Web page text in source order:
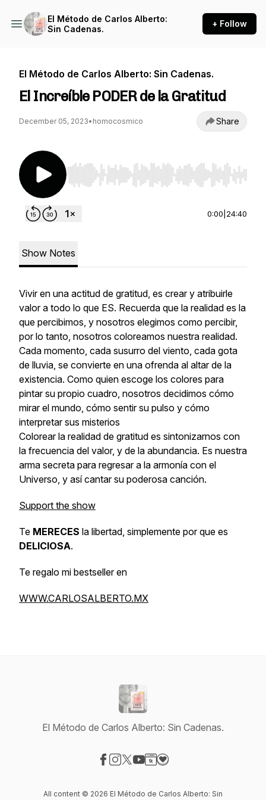
El Método de Carlos Alberto:
Sin Cadenas.
+ Follow
El Método de Carlos Alberto: Sin Cadenas.
El Increíble PODER de la Gratitud
December 05, 2023• homocosmico Share
Use Left/Right to seek, Home/End to jump to
0:00 24:40
Show Notes
Vivir en una actitud de gratitud, es crear y atribuirle
valor a todo lo que ES. Recuerda que la realidad es la
que percibimos, y nosotros elegimos como percibir,
por lo tanto, nosotros coloreamos nuestra realidad.
Cada momento, cada susurro del viento, cada gota
de lluvia, se convierte en una ofrenda al altar de la
existencia. Como quien escoge los colores para
pintar su propio cuadro, nosotros decidimos cómo
mirar el mundo, cómo sentir su pulso y cómo
interpretar sus misterios
Colorear la realidad de gratitud es sintonizarnos con
la frecuencia del valor, y de la abundancia. Es nuestra
arma secreta para regresar a la armonía con el
Universo, y así cantar su poderosa canción.
Support the show
Te MERECES la libertad, simplemente por que es
DELICIOSA.
Te regalo mi bestseller en
WWW.CARLOSALBERTO.MX
El Método de Carlos Alberto: Sin Cadenas.
All content © 2026 El Método de Carlos Alberto: Sin